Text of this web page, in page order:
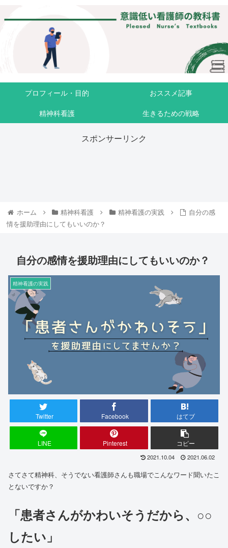
プロフィール・目的
おススメ記事
精神科看護
生きるための戦略
スポンサーリンク
ホーム 精神科看護 精神看護の実践
自分の感
情を援助理由にしてもいいのか？
自分の感情を援助理由にしてもいいのか？
精神看護の実践
Twitter Facebook はてブ
LINE Pinterest コピー
2021.10.04 2021.06.02
さてさて精神科、そうでない看護師さんも職場でこんなワード聞いたこ
とないですか？
「患者さんがかわいそうだから、○○
したい」